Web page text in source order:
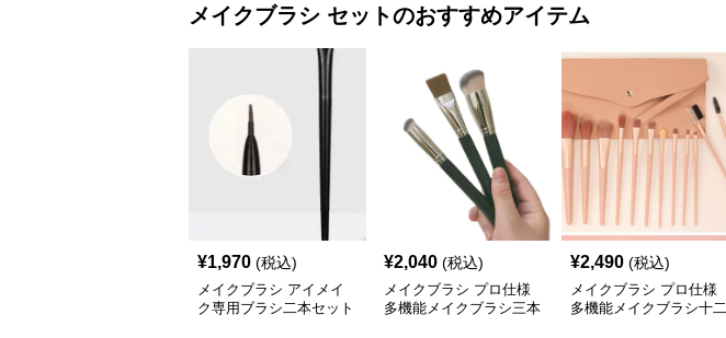
メイクブラシ セットのおすすめアイテム
¥1,970 (税込)
メイクブラシ アイメイ
ク専用ブラシ二本セット
¥2,040 (税込)
メイクブラシ プロ仕様
多機能メイクブラシ三本
¥2,490 (税込)
メイクブラシ プロ仕様
多機能メイクブラシ十二